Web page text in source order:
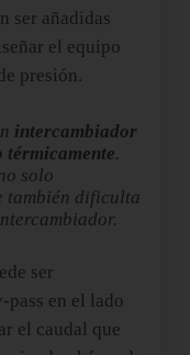
ser añadidas
el equipo
presión.
intercambiador
térmicamente.
solo
también dificulta
ser
en el lado
el caudal que